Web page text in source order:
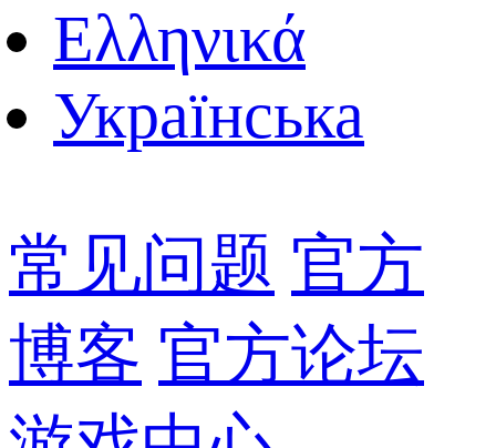
Ελληνικά
Українська
常见问题 官方
博客 官方论坛